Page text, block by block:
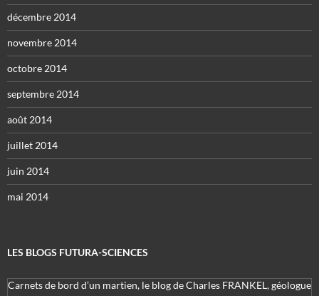
décembre 2014
novembre 2014
octobre 2014
septembre 2014
août 2014
juillet 2014
juin 2014
mai 2014
LES BLOGS FUTURA-SCIENCES
Carnets de bord d’un martien, le blog de Charles FRANKEL, géologue